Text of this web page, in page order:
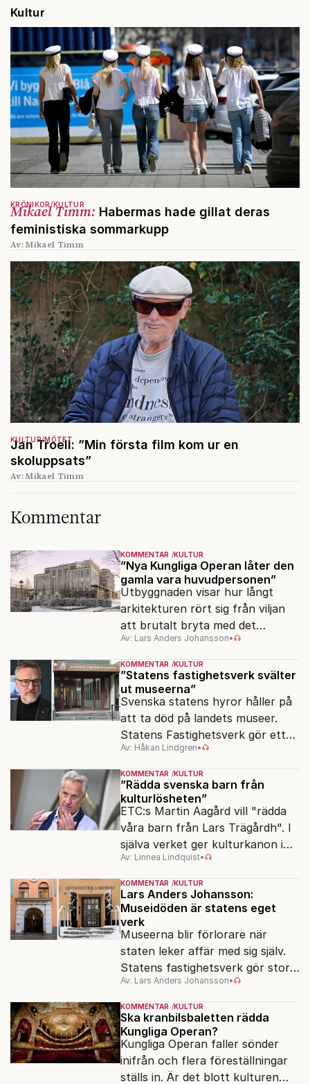
Kultur
Mikael Timm: Habermas hade gillat deras
feministiska sommarkupp
KRÖNIKOR KULTUR
Av: Mikael Timm
Jan Troell: ”Min första film kom ur en
skoluppsats”
KULTUR MÖTET
Av: Mikael Timm
Kommentar
KOMMENTAR KULTUR
”Nya Kungliga Operan låter den
gamla vara huvudpersonen”
Utbyggnaden visar hur långt
arkitekturen rört sig från viljan
att brutalt bryta med det
förflutna. Men varför är man så
rädd för detaljer?
Av: Lars Anders Johansson•
KOMMENTAR KULTUR
”Statens fastighetsverk svälter
ut museerna”
Svenska statens hyror håller på
att ta död på landets museer.
Statens Fastighetsverk gör ett
överskott på 800 miljoner kronor
samtidigt som samlingarna hotas.
Av: Håkan Lindgren•
KOMMENTAR KULTUR
”Rädda svenska barn från
kulturlösheten”
ETC:s Martin Aagård vill "rädda
våra barn från Lars Trägårdh". I
själva verket ger kulturkanon i
skolan alla samma tillgång till den
svenska kulturen.
Av: Linnea Lindquist•
KOMMENTAR KULTUR
Lars Anders Johansson:
Museidöden är statens eget
verk
Museerna blir förlorare när
staten leker affär med sig själv.
Statens fastighetsverk gör stora
överskott – samtidigt som
museer hotas av nedläggning.
Av: Lars Anders Johansson•
KOMMENTAR KULTUR
Ska kranbilsbaletten rädda
Kungliga Operan?
Kungliga Operan faller sönder
inifrån och flera föreställningar
ställs in. Är det blott kulturen